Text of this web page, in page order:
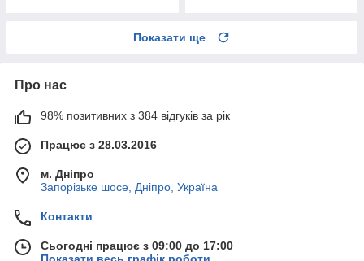
Показати ще
Про нас
98% позитивних з 384 відгуків за рік
Працює з 28.03.2016
м. Дніпро
Запорізьке шосе, Дніпро, Україна
Контакти
Сьогодні працює з 09:00 до 17:00